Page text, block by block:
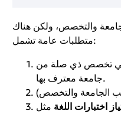
والتخصص، ولكن هناك
متطلبات عامة تشمل:
تخصص ذي صلة من
جامعة معترف بها.
اختبارات اللغة مثل TOEFL أو IELTS للبرامج التي